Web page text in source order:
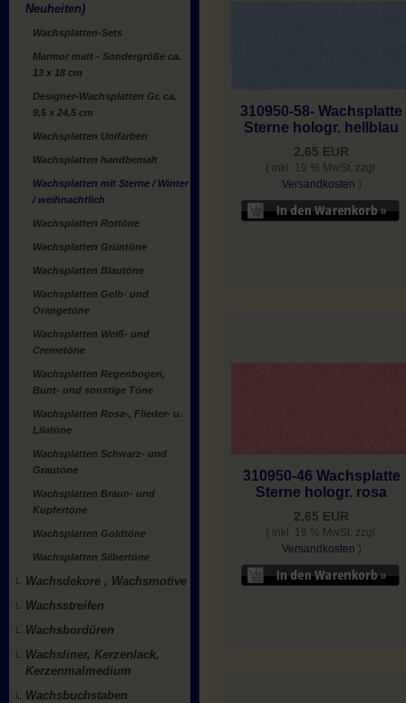
Neuheiten)
Wachsplatten-Sets
Marmor matt - Sondergröße ca.
13 x 18 cm
Designer-Wachsplatten Gr. ca.
9,5 x 24,5 cm
Wachsplatten Unifarben
Wachsplatten handbemalt
Wachsplatten mit Sterne / Winter
/ weihnachtlich
Wachsplatten Rottöne
Wachsplatten Grüntöne
Wachsplatten Blautöne
Wachsplatten Gelb- und
Orangetöne
Wachsplatten Weiß- und
Cremetöne
Wachsplatten Regenbogen,
Bunt- und sonstige Töne
Wachsplatten Rosa-, Flieder- u.
Lilatöne
Wachsplatten Schwarz- und
Grautöne
Wachsplatten Braun- und
Kupfertöne
Wachsplatten Goldtöne
Wachsplatten Silbertöne
Wachsdekore , Wachsmotive
Wachsstreifen
Wachsbordüren
Wachsliner, Kerzenlack,
Kerzenmalmedium
Wachsbuchstaben
310950-58- Wachsplatte
Sterne hologr. hellblau
2,65 EUR
( inkl. 19 % MwSt. zzgl.
Versandkosten )
310950-46 Wachsplatte
Sterne hologr. rosa
2,65 EUR
( inkl. 19 % MwSt. zzgl.
Versandkosten )